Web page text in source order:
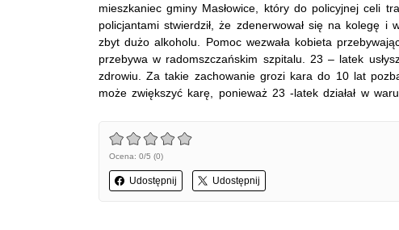
mieszkaniec gminy Masłowice, który do policyjnej celi
policjantami stwierdził, że zdenerwował się na kolegę i
zbyt dużo alkoholu. Pomoc wezwała kobieta
przebywa w radomszczańskim szpitalu. 23 – latek
zdrowiu. Za takie zachowanie grozi kara do 10 lat
może zwiększyć karę, ponieważ 23 -latek działał w
Ocena: 0/5 (0)
Udostępnij Udostępnij